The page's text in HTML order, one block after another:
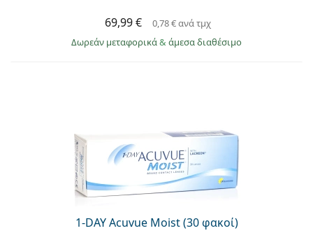
69,99 € 0,78 €ανά τμχ
Δωρεάν μεταφορικά& άμεσα διαθέσιμο
1-DAY Acuvue Moist (30 φακοί)